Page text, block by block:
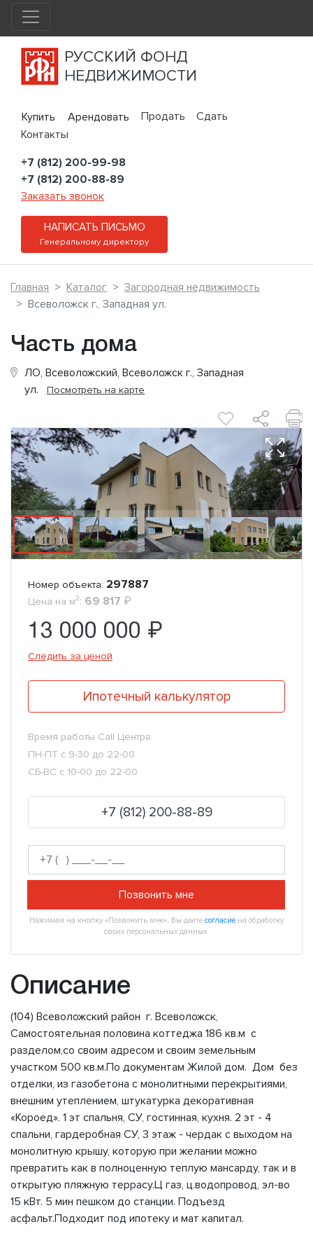
РУССКИЙ ФОНД
НЕДВИЖИМОСТИ
Купить Арендовать Продать
Сдать
Контакты
+7 (812) 200-99-98
+7 (812) 200-88-89
Заказать звонок
НАПИСАТЬ ПИСЬМО
Генеральному директору
Главная Каталог
Загородная недвижимость
Всеволожск г., Западная ул.
Часть дома
ЛО, Всеволожский, Всеволожск г., Западная
ул. Посмотреть на карте
Номер объекта: 297887
Цена на м2: 69 817 ₽
13 000 000 ₽
Следить за ценой
Ипотечный калькулятор
Время работы Call Центра:
ПН-ПТ с 9-30 до 22-00
СБ-ВС с 10-00 до 22-00
+7 (812) 200-88-89
Позвонить мне
Нажимая на кнопку «Позвонить мне», Вы даете согласие на обработку
своих персональных данных.
Описание
(104) Всеволожский район г. Всеволожск,
Самостоятельная половина коттеджа 186 кв.м с
разделом,со своим адресом и своим земельным
участком 500 кв.м.По документам Жилой дом. Дом без
отделки, из газобетона с монолитными перекрытиями,
внешним утеплением, штукатурка декоративная
«Короед». 1 эт спальня, СУ, гостинная, кухня. 2 эт - 4
спальни, гардеробная СУ, 3 этаж - чердак с выходом на
монолитную крышу, которую при желании можно
превратить как в полноценную теплую мансарду, так и в
открытую пляжную террасу.Ц газ, ц.водопровод, эл-во
15 кВт. 5 мин пешком до станции. Подъезд
асфальт.Подходит под ипотеку и мат капитал.